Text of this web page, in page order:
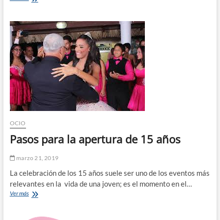
más
bellos
que
ofrece
Chile
OCIO
Pasos para la apertura de 15 años
marzo 21, 2019
La celebración de los 15 años suele ser uno de los eventos más
relevantes en la vida de una joven; es el momento en el…
Ver másPasos